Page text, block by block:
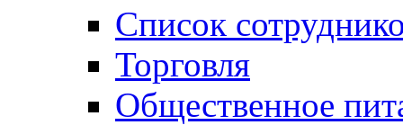
Список
Торговля
Общественное